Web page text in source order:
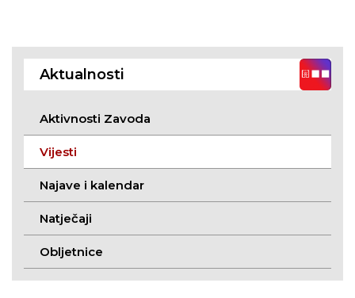
Aktualnosti
Aktivnosti Zavoda
Vijesti
Najave i kalendar
Natječaji
Obljetnice